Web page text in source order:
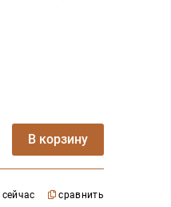
В корзину
сейчас сравнить